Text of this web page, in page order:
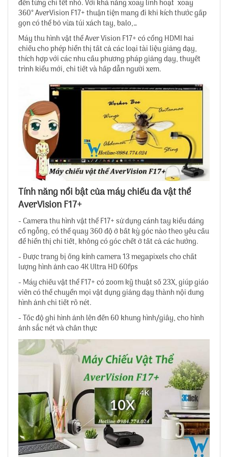
đến từng chi tết nhỏ. Với khả năng xoay linh hoạt xoay
360° AverVision F17+ thuận tiện mang đi khi kích thước gấp
gọn có thể bỏ vừa túi xách tay, balo,…
Máy thu hình vật thể Aver Vision F17+có cổng HDMI hai
chiều cho phép hiển thị tất cả các loại tài liệu giảng dạy,
thích hợp với các nhu cầu phương pháp giảng dạy, thuyết
trình kiểu mới, chi tiết và hấp dẫn người xem.
Tính năng nổi bật của máy chiếu đa vật thể
AverVision F17+
- Camera thu hình vật thể F17+ sử dụng cánh tay kiểu dáng
cổ ngỗng, có thể quay 360 độ ở bất kỳ góc nào theo yêu cầu
để hiển thị chi tiết, không có góc chết ở tất cả các hướng.
- Được trang bị ống kính camera 13 megapixels cho chất
lượng hình ảnh cao 4K Ultra HD 60fps
- Máy chiếu vật thể F17+ có zoom kỹ thuật số 23X, giúp giáo
viên có thể chuyển mọi vật dụng giảng dạy thành nội dung
hình ảnh chi tiết rõ nét.
- Tốc độ ghi hình ảnh lên đến 60 khung hình/giây, cho hình
ảnh sắc nét và chân thực